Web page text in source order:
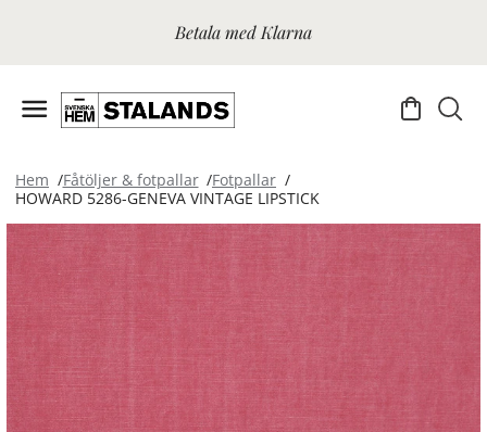
Betala med Klarna
Hem Fåtöljer & fotpallar
Fotpallar
HOWARD 5286-GENEVA VINTAGE LIPSTICK